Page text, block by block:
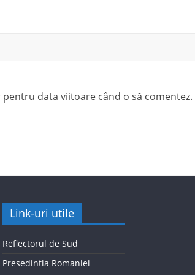
data viitoare când o să comentez.
Link-uri utile
Reflectorul de Sud
Presedintia Romaniei